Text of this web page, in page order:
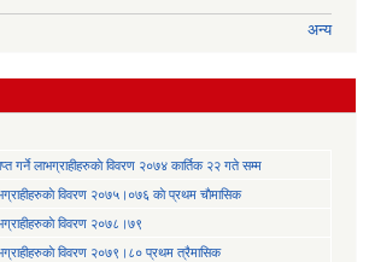
अन्य
गर्ने लाभग्राहीहरुकाे विवरण २०७४ कार्तिक २२ गते सम्म
विवरण २०७५।०७६ काे प्रथम चाैमासिक
विवरण २०७८।७९
विवरण २०७९।८० प्रथम त्रैमासिक